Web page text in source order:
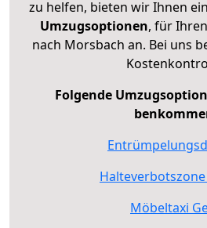
zu helfen, bieten wir Ihnen
Umzugsoptionen, für
nach Morsbach an. Bei uns
Folgende
Möbeltaxi